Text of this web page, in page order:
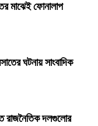
মাঝেই ফোনালাপ
ঘটনায় সাংবাদিক
রাজনৈতিক দলগুলোর